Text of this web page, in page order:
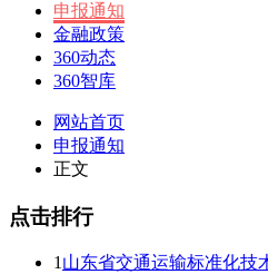
申报通知
金融政策
360动态
360智库
网站首页
申报通知
正文
点击排行
1山东省交通运输标准化技